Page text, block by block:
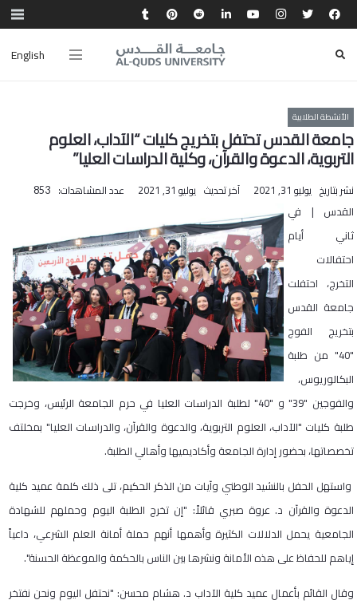
English
الأنشطة الطلابية
جامعة القدس تحتفل بتخريج كليات “الآداب، العلوم
التربوية، الدعوة والقرآن، وكلية الدراسات العليا”
نشر بتاريخ يوليو 31, 2021 آخر تحديث يوليو 31, 2021 عدد المشاهدات: 853
القدس | في
ثاني أيام
احتفالات
التخرج، احتفلت
جامعة القدس
بتخريج الفوج
"40" من طلبة
البكالوريوس،
والفوجين "39" و "40" لطلبة الدراسات العليا في حرم الجامعة الرئيس، وخرجت
طلبة كليات "الآداب، العلوم التربوية، والدعوة والقرآن، والدراسات العليا" بمخلتف
تخصصاتها، بحضور إدارة الجامعة وأكاديميها وأهالي الطلبة.
واستهل الحفل بالنشيد الوطني وآيات من الذكر الحكيم، تلى ذلك كلمة عميد كلية
الدعوة والقرآن د. عروة صبري قائلاً: "إن تخرج الطلبة اليوم وحملهم للشهادة
الجامعية يحمل الدلالات الكثيرة وأهمها أنهم حملة أمانة العلم الشرعي، داعياً
إياهم للحفاظ على هذه الأمانة ونشرها بين الناس بالحكمة والموعظة الحسنة".
وقال القائم بأعمال عميد كلية الآداب د. هشام محسن: "نحتفل اليوم ونحن نفتخر